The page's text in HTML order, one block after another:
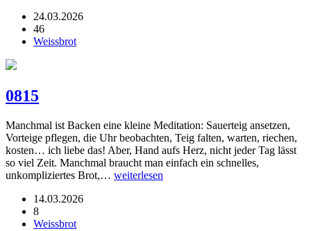
24.03.2026
46
Weissbrot
0815
Manchmal ist Backen eine kleine Meditation: Sauerteig ansetzen,
Vorteige pflegen, die Uhr beobachten, Teig falten, warten, riechen,
kosten… ich liebe das! Aber, Hand aufs Herz, nicht jeder Tag lässt
so viel Zeit. Manchmal braucht man einfach ein schnelles,
unkompliziertes Brot,… weiterlesen
14.03.2026
8
Weissbrot